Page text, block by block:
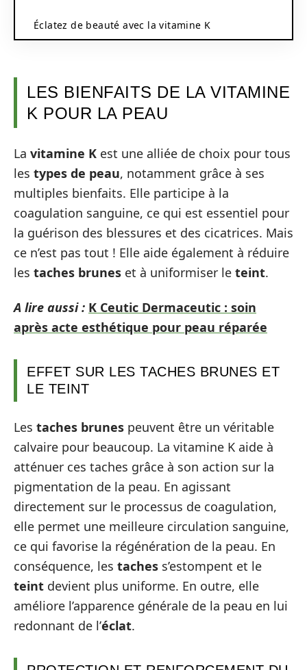
Éclatez de beauté avec la vitamine K
LES BIENFAITS DE LA VITAMINE
K POUR LA PEAU
La vitamine K est une alliée de choix pour tous
les types de peau, notamment grâce à ses
multiples bienfaits. Elle participe à la
coagulation sanguine, ce qui est essentiel pour
la guérison des blessures et des cicatrices. Mais
ce n’est pas tout ! Elle aide également à réduire
les taches brunes et à uniformiser le teint.
A lire aussi : K Ceutic Dermaceutic : soin
après acte esthétique pour peau réparée
EFFET SUR LES TACHES BRUNES ET
LE TEINT
Les taches brunes peuvent être un véritable
calvaire pour beaucoup. La vitamine K aide à
atténuer ces taches grâce à son action sur la
pigmentation de la peau. En agissant
directement sur le processus de coagulation,
elle permet une meilleure circulation sanguine,
ce qui favorise la régénération de la peau. En
conséquence, les taches s’estompent et le
teint devient plus uniforme. En outre, elle
améliore l’apparence générale de la peau en lui
redonnant de l’éclat.